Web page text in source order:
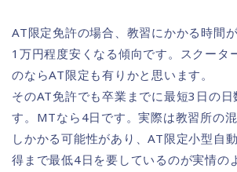
AT限定免許の場合、教習にかかる時間
1万円程度安くなる傾向です。スクータ
のならAT限定も有りかと思います。
そのAT免許でも卒業までに最短3日の日
す。MTなら4日です。実際は教習所の
しかかる可能性があり、AT限定小型自
得まで最低4日を要しているのが実情の